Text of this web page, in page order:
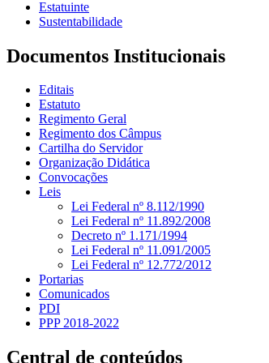
Estatuinte
Sustentabilidade
Documentos Institucionais
Editais
Estatuto
Regimento Geral
Regimento dos Câmpus
Cartilha do Servidor
Organização Didática
Convocações
Leis
Lei Federal nº 8.112/1990
Lei Federal nº 11.892/2008
Decreto nº 1.171/1994
Lei Federal nº 11.091/2005
Lei Federal nº 12.772/2012
Portarias
Comunicados
PDI
PPP 2018-2022
Central de conteúdos